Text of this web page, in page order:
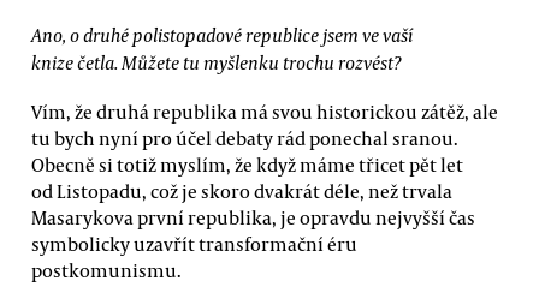
Ano, o druhé polistopadové republice jsem ve vaší
knize četla. Můžete tu myšlenku trochu rozvést?
Vím, že druhá republika má svou historickou zátěž, ale
tu bych nyní pro účel debaty rád ponechal sranou.
Obecně si totiž myslím, že když máme třicet pět let
od Listopadu, což je skoro dvakrát déle, než trvala
Masarykova první republika, je opravdu nejvyšší čas
symbolicky uzavřít transformační éru
postkomunismu.